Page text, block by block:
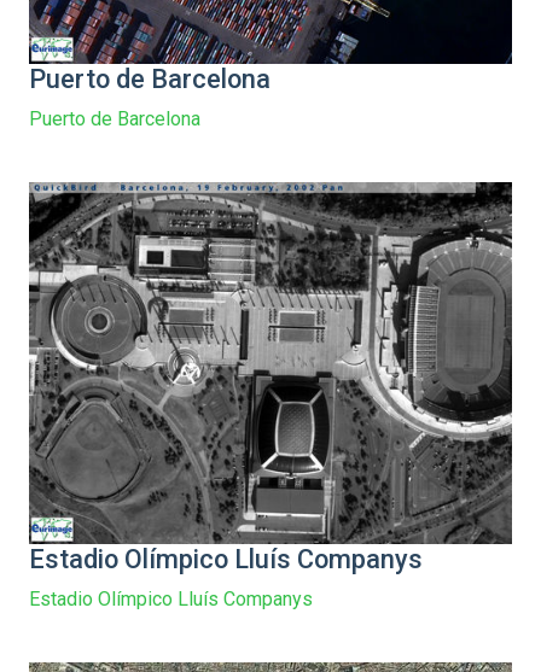
Puerto de Barcelona
Puerto de Barcelona
Estadio Olímpico Lluís Companys
Estadio Olímpico Lluís Companys